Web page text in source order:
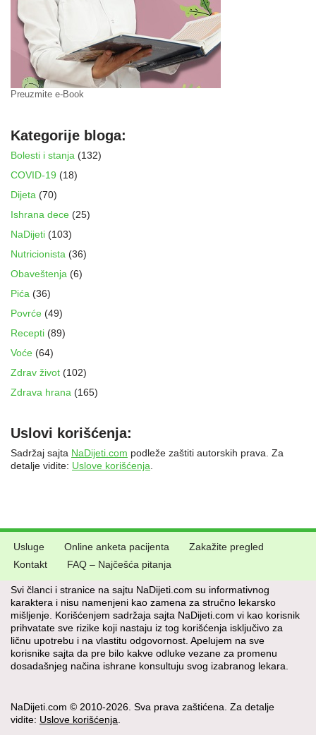
Preuzmite e-Book
Kategorije bloga:
Bolesti i stanja (132)
COVID-19 (18)
Dijeta (70)
Ishrana dece (25)
NaDijeti (103)
Nutricionista (36)
Obaveštenja (6)
Pića (36)
Povrće (49)
Recepti (89)
Voće (64)
Zdrav život (102)
Zdrava hrana (165)
Uslovi korišćenja:
Sadržaj sajta NaDijeti.com podleže zaštiti autorskih prava. Za
detalje vidite: Uslove korišćenja.
Usluge Online anketa pacijenta
Zakažite pregled
Kontakt
FAQ – Najčešća pitanja
Svi članci i stranice na sajtu NaDijeti.com su informativnog
karaktera i nisu namenjeni kao zamena za stručno lekarsko
mišljenje. Korišćenjem sadržaja sajta NaDijeti.com vi kao korisnik
prihvatate sve rizike koji nastaju iz tog korišćenja isključivo za
ličnu upotrebu i na vlastitu odgovornost. Apelujem na sve
korisnike sajta da pre bilo kakve odluke vezane za promenu
dosadašnjeg načina ishrane konsultuju svog izabranog lekara.
NaDijeti.com © 2010-2026. Sva prava zaštićena. Za detalje
vidite: Uslove korišćenja.